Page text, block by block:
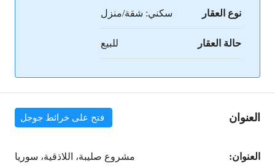
نوع العقار سكني: شقة/منزل
حالة العقار للبيع
العنوان فتح على خرائط جوجل
العنوان: مشروع صليبة، اللاذقية، سوريا